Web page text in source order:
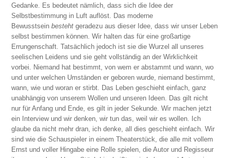
Gedanke. Es bedeutet nämlich, dass sich die Idee der
Selbstbestimmung in Luft auflöst. Das moderne
Bewusstseinbesteht geradezu aus dieser Idee, dass wir unser Leben
selbst bestimmen können. Wir halten das für eine großartige
Errungenschaft. Tatsächlich jedoch ist sie die Wurzel all unseres
seelischen Leidens und sie geht vollständig an der Wirklichkeit
vorbei. Niemand hat bestimmt, von wem er abstammt und wann, wo
und unter welchen Umständen er geboren wurde, niemand bestimmt,
wann, wie und woran er stirbt. Das Leben geschieht einfach, ganz
unabhängig von unserem Wollen und unseren Ideen. Das gilt nicht
nur für Anfang und Ende, es gilt in jeder Sekunde. Wir machen jetzt
ein Interview und wir denken, wir tun das, weil wir es wollen. Ich
glaube da nicht mehr dran, ich denke, all dies geschieht einfach. Wir
sind wie die Schauspieler in einem Theaterstück, die alle mit vollem
Ernst und voller Hingabe eine Rolle spielen, die Autor und Regisseur